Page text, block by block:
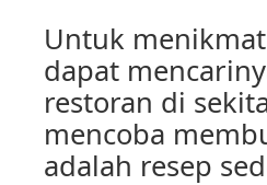
Untuk
dapat
restoran di
mencoba
adalah resep